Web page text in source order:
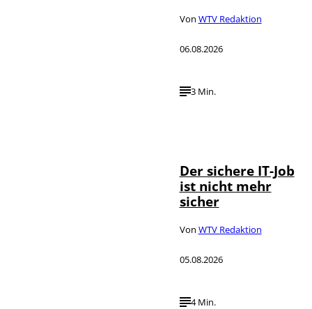
Von WTV Redaktion
06.08.2026
3 Min.
Der sichere IT-Job
ist nicht mehr
sicher
Von WTV Redaktion
05.08.2026
4 Min.